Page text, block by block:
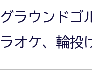
グラウンドゴ
ラオケ、輪投